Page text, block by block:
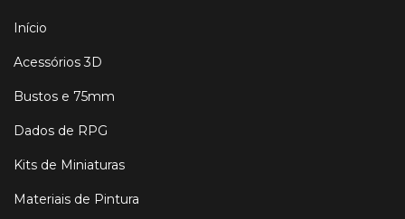
Início
Acessórios 3D
Bustos e 75mm
Dados de RPG
Kits de Miniaturas
Materiais de Pintura